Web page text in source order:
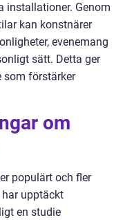
installationer. Genom
kan konstnärer
evenemang
sätt. Detta ger
som förstärker
om
populärt och fler
upptäckt
en studie